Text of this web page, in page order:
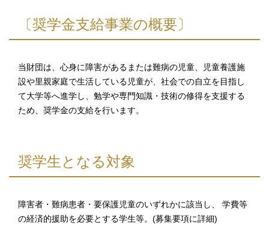
〔奨学金支給事業の概要〕
当財団は、心身に障害があるまたは難病の児童、児童養護施
設や里親家庭で生活している児童が、社会での自立を目指し
て大学等へ進学し、勉学や専門知識・技術の修得を支援する
ため、奨学金の支給を行います。
奨学生となる対象
障害者・難病患者・要保護児童のいずれかに該当し、 学費等
の経済的援助を必要とする学生等。(募集要項に詳細)